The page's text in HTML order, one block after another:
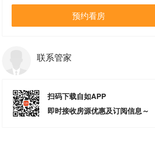
预约看房
联系管家
扫码下载自如APP
即时接收房源优惠及订阅信息～